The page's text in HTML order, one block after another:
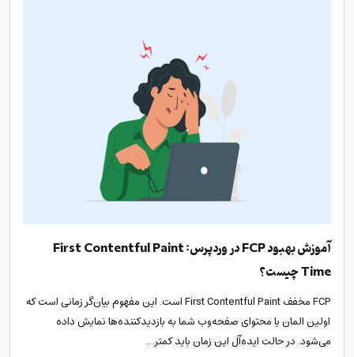
آموزش بهبود FCP در وردپرس: First Contentful Paint
Time چیست؟
FCP مخفف First Contentful Paint است. این مفهوم بیان‌گر زمانی است که
اولین المان یا محتوای صفحه‌وب شما به بازدیدکننده‌ها نمایش داده
می‌شود. در حالت ایده‌آل این زمان باید کمتر‌…